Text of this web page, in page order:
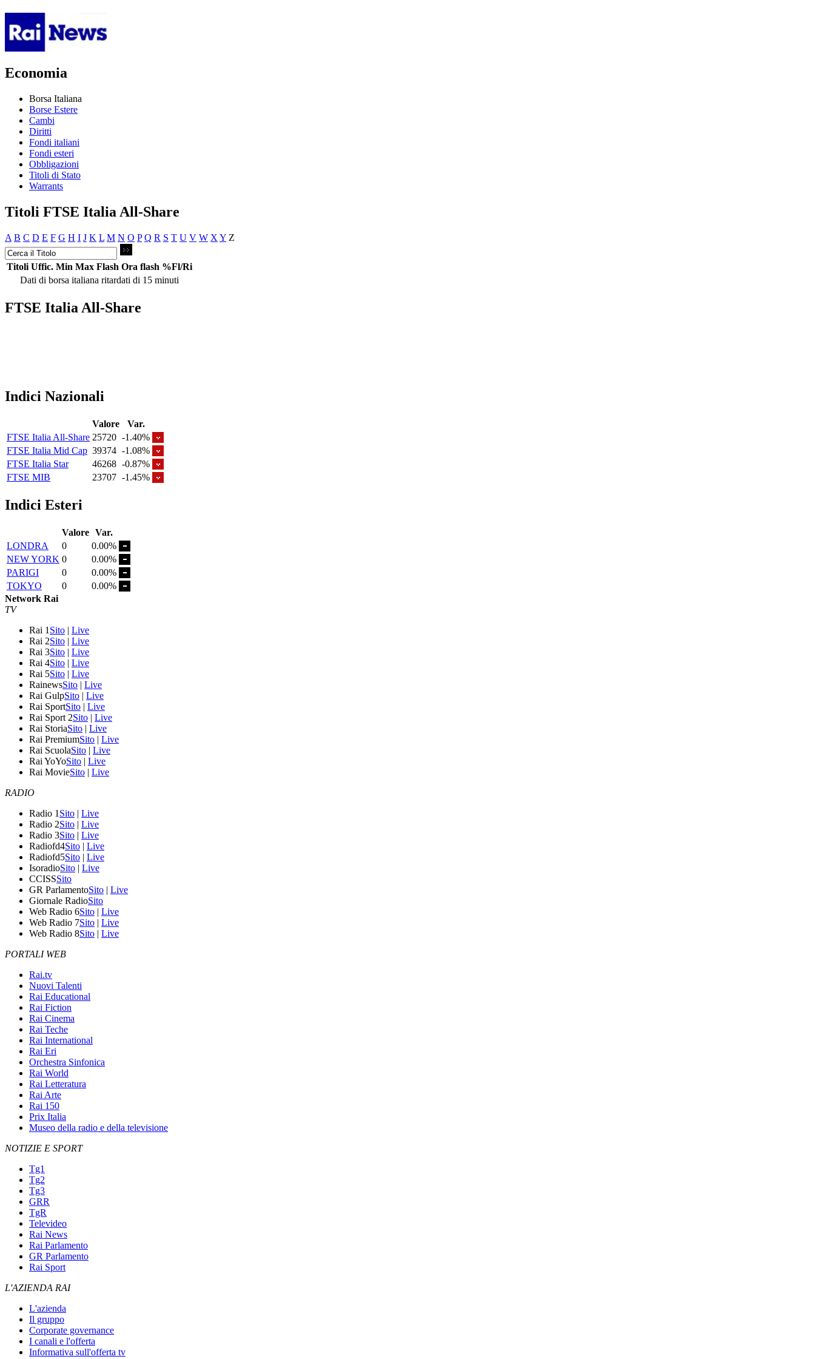
Economia
Borsa Italiana
Borse Estere
Cambi
Diritti
Fondi italiani
Fondi esteri
Obbligazioni
Titoli di Stato
Warrants
Titoli FTSE Italia All-Share
A B C D E F G H I J K L M N O P Q R S T U V W X Y Z
Titoli Uffic. Min Max Flash Ora flash %Fl/Ri
Dati di borsa italiana ritardati di 15 minuti
FTSE Italia All-Share
Indici Nazionali
Valore
Var.
FTSE Italia All-Share 25720 -1.40%
FTSE Italia Mid Cap 39374 -1.08%
FTSE Italia Star
46268 -0.87%
FTSE MIB
23707 -1.45%
Indici Esteri
Valore Var.
LONDRA
0
0.00%
NEW YORK 0
0.00%
PARIGI
0
0.00%
TOKYO
0
0.00%
Network Rai
TV
Rai 1 Sito | Live
Rai 2Sito | Live
Rai 3Sito | Live
Rai 4Sito | Live
Rai 5Sito | Live
RainewsSito | Live
Rai GulpSito | Live
Rai SportSito | Live
Rai Sport 2Sito | Live
Rai StoriaSito | Live
Rai PremiumSito | Live
Rai ScuolaSito | Live
Rai YoYoSito | Live
Rai MovieSito | Live
RADIO
Radio 1 Sito | Live
Radio 2Sito | Live
Radio 3Sito | Live
Radiofd4Sito | Live
Radiofd5Sito | Live
IsoradioSito | Live
CCISSSito
GR ParlamentoSito | Live
Giornale RadioSito
Web Radio 6Sito | Live
Web Radio 7Sito | Live
Web Radio 8Sito | Live
PORTALI WEB
Rai.tv
Nuovi Talenti
Rai Educational
Rai Fiction
Rai Cinema
Rai Teche
Rai International
Rai Eri
Orchestra Sinfonica
Rai World
Rai Letteratura
Rai Arte
Rai 150
Prix Italia
Museo della radio e della televisione
NOTIZIE E SPORT
Tg1
Tg2
Tg3
GRR
TgR
Televideo
Rai News
Rai Parlamento
GR Parlamento
Rai Sport
L'AZIENDA RAI
L'azienda
Il gruppo
Corporate governance
I canali e l'offerta
Informativa sull'offerta tv